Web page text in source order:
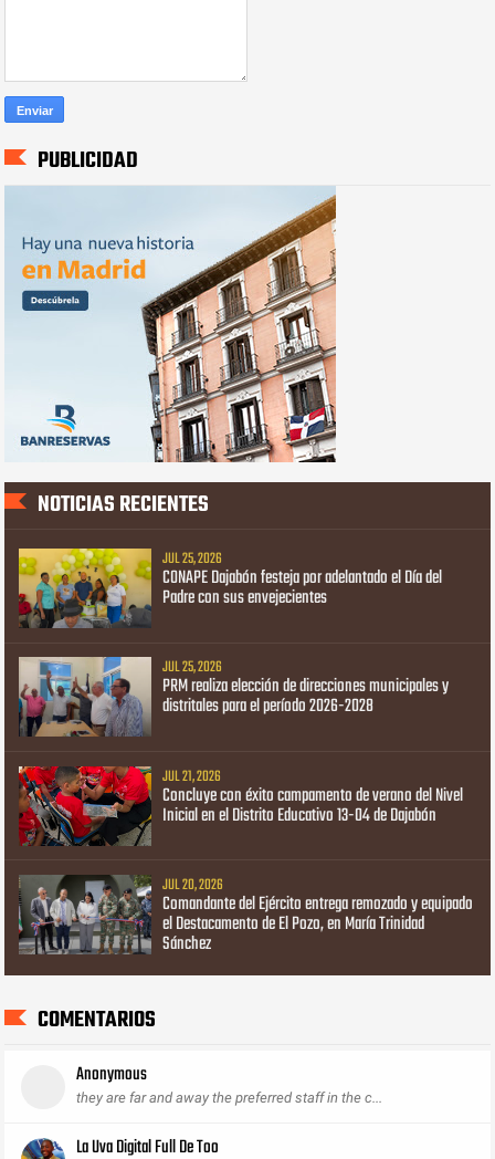
PUBLICIDAD
NOTICIAS RECIENTES
JUL 25, 2026
CONAPE Dajabón festeja por adelantado el Día del
Padre con sus envejecientes
JUL 25, 2026
PRM realiza elección de direcciones municipales y
distritales para el período 2026-2028
JUL 21, 2026
Concluye con éxito campamento de verano del Nivel
Inicial en el Distrito Educativo 13-04 de Dajabón
JUL 20, 2026
Comandante del Ejército entrega remozado y equipado
el Destacamento de El Pozo, en María Trinidad
Sánchez
COMENTARIOS
Anonymous
they are far and away the preferred staff in the c...
La Uva Digital Full De Too